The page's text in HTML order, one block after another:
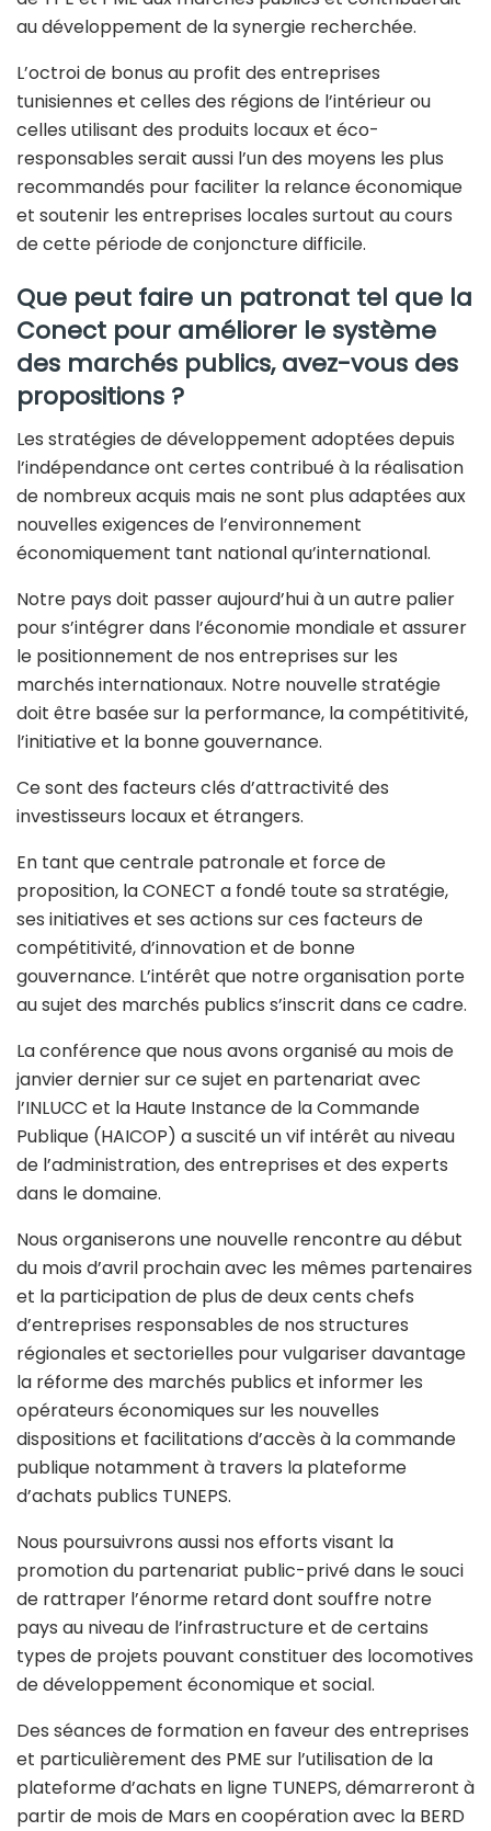
au développement de la synergie recherchée.
L’octroi de bonus au profit des entreprises
tunisiennes et celles des régions de l’intérieur ou
celles utilisant des produits locaux et éco-
responsables serait aussi l’un des moyens les plus
recommandés pour faciliter la relance économique
et soutenir les entreprises locales surtout au cours
de cette période de conjoncture difficile.
Que peut faire un patronat tel que la
Conect pour améliorer le système
des marchés publics, avez-vous des
propositions ?
Les stratégies de développement adoptées depuis
l’indépendance ont certes contribué à la réalisation
de nombreux acquis mais ne sont plus adaptées aux
nouvelles exigences de l’environnement
économiquement tant national qu’international.
Notre pays doit passer aujourd’hui à un autre palier
pour s’intégrer dans l’économie mondiale et assurer
le positionnement de nos entreprises sur les
marchés internationaux. Notre nouvelle stratégie
doit être basée sur la performance, la compétitivité,
l’initiative et la bonne gouvernance.
Ce sont des facteurs clés d’attractivité des
investisseurs locaux et étrangers.
En tant que centrale patronale et force de
proposition, la CONECT a fondé toute sa stratégie,
ses initiatives et ses actions sur ces facteurs de
compétitivité, d’innovation et de bonne
gouvernance. L’intérêt que notre organisation porte
au sujet des marchés publics s’inscrit dans ce cadre.
La conférence que nous avons organisé au mois de
janvier dernier sur ce sujet en partenariat avec
l’INLUCC et la Haute Instance de la Commande
Publique (HAICOP) a suscité un vif intérêt au niveau
de l’administration, des entreprises et des experts
dans le domaine.
Nous organiserons une nouvelle rencontre au début
du mois d’avril prochain avec les mêmes partenaires
et la participation de plus de deux cents chefs
d’entreprises responsables de nos structures
régionales et sectorielles pour vulgariser davantage
la réforme des marchés publics et informer les
opérateurs économiques sur les nouvelles
dispositions et facilitations d’accès à la commande
publique notamment à travers la plateforme
d’achats publics TUNEPS.
Nous poursuivrons aussi nos efforts visant la
promotion du partenariat public-privé dans le souci
de rattraper l’énorme retard dont souffre notre
pays au niveau de l’infrastructure et de certains
types de projets pouvant constituer des locomotives
de développement économique et social.
Des séances de formation en faveur des entreprises
et particulièrement des PME sur l’utilisation de la
plateforme d’achats en ligne TUNEPS, démarreront à
partir de mois de Mars en coopération avec la BERD